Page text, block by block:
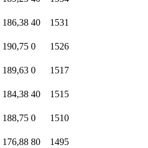
186,38 40 1531
190,75 0 1526
189,63 0 1517
184,38 40 1515
188,75 0 1510
176,88 80 1495